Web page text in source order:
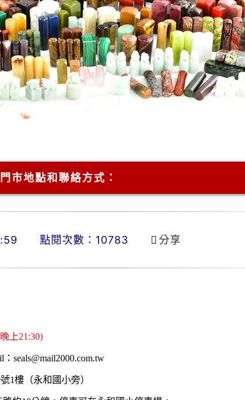
市地點和聯絡方式：
點閱次數：10783 分享
上21:30)
1樓（永和國小旁）